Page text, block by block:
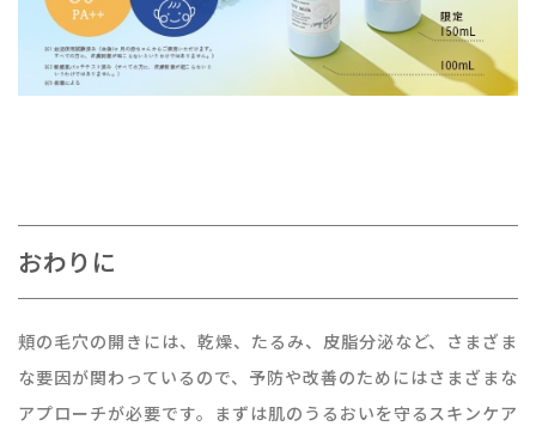
おわりに
頬の毛穴の開きには、乾燥、たるみ、皮脂分泌など、さまざま
な要因が関わっているので、予防や改善のためにはさまざまな
アプローチが必要です。まずは肌のうるおいを守るスキンケア